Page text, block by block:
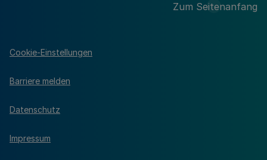
Zum Seitenanfang
Cookie-Einstellungen
Barriere melden
Datenschutz
Impressum